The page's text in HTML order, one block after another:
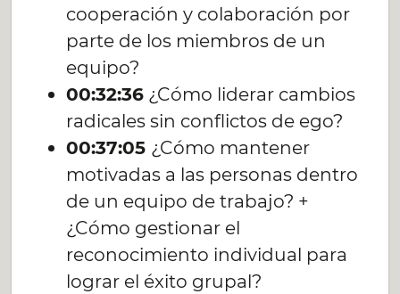
cooperación y colaboración por
parte de los miembros de un
equipo?
00:32:36¿Cómo liderar cambios
radicales sin conflictos de ego?
00:37:05 ¿Cómo mantener
motivadas a las personas dentro
de un equipo de trabajo? +
¿Cómo gestionar el
reconocimiento individual para
lograr el éxito grupal?